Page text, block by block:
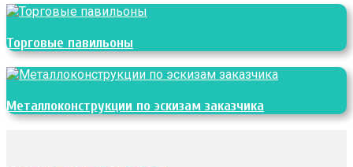
Торговые павильоны
Металлоконструкции по эскизам заказчика